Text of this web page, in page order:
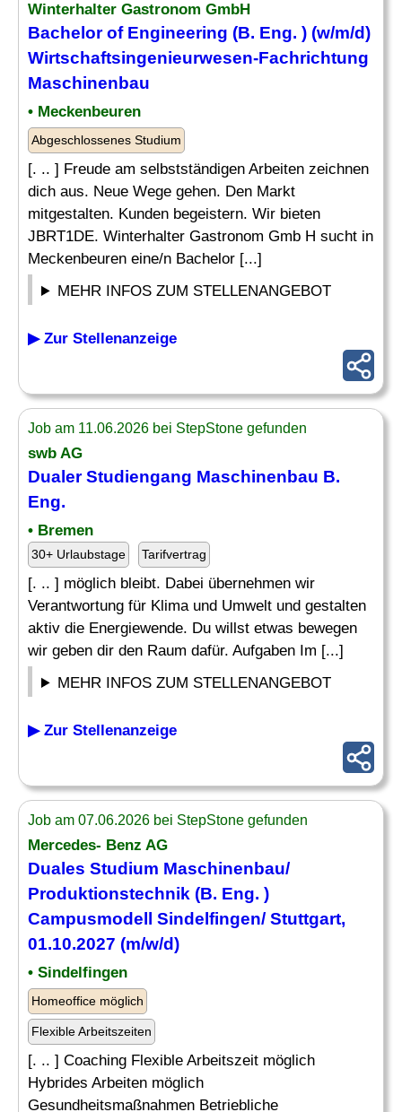
Winterhalter Gastronom GmbH
Bachelor of Engineering (B. Eng. ) (w/m/d)
Wirtschaftsingenieurwesen-Fachrichtung
Maschinenbau
• Meckenbeuren
Abgeschlossenes Studium
[. .. ] Freude am selbstständigen Arbeiten zeichnen
dich aus. Neue Wege gehen. Den Markt
mitgestalten. Kunden begeistern. Wir bieten
JBRT1DE. Winterhalter Gastronom Gmb H sucht in
Meckenbeuren eine/n Bachelor [...]
MEHR INFOS ZUM STELLENANGEBOT
▶ Zur Stellenanzeige
Job am 11.06.2026 bei StepStone gefunden
swb AG
Dualer Studiengang Maschinenbau B.
Eng.
• Bremen
30+ Urlaubstage Tarifvertrag
[. .. ] möglich bleibt. Dabei übernehmen wir
Verantwortung für Klima und Umwelt und gestalten
aktiv die Energiewende. Du willst etwas bewegen
wir geben dir den Raum dafür. Aufgaben Im [...]
MEHR INFOS ZUM STELLENANGEBOT
▶ Zur Stellenanzeige
Job am 07.06.2026 bei StepStone gefunden
Mercedes- Benz AG
Duales Studium Maschinenbau/
Produktionstechnik (B. Eng. )
Campusmodell Sindelfingen/ Stuttgart,
01.10.2027 (m/w/d)
• Sindelfingen
Homeoffice möglich
Flexible Arbeitszeiten
[. .. ] Coaching Flexible Arbeitszeit möglich
Hybrides Arbeiten möglich
Gesundheitsmaßnahmen Betriebliche